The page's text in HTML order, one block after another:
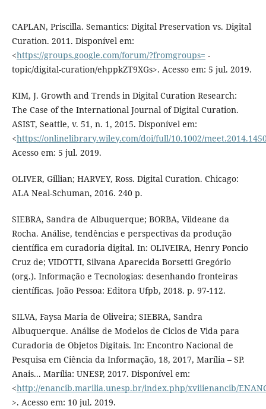
CAPLAN, Priscilla. Semantics: Digital Preservation vs. Digital
Curation. 2011. Disponível em:
<https://groups.google.com/forum/?fromgroups= -
topic/digital-curation/ehppkZT9XGs>. Acesso em: 5 jul. 2019.
KIM, J. Growth and Trends in Digital Curation Research:
The Case of the International Journal of Digital Curation.
ASIST, Seattle, v. 51, n. 1, 2015. Disponível em:
<https://onlinelibrary.wiley.com/doi/full/10.1002/
Acesso em: 5 jul. 2019.
OLIVER, Gillian; HARVEY, Ross. Digital Curation. Chicago:
ALA Neal-Schuman, 2016. 240 p.
SIEBRA, Sandra de Albuquerque; BORBA, Vildeane da
Rocha. Análise, tendências e perspectivas da produção
científica em curadoria digital. In: OLIVEIRA, Henry Poncio
Cruz de; VIDOTTI, Silvana Aparecida Borsetti Gregório
(org.). Informação e Tecnologias: desenhando fronteiras
científicas. João Pessoa: Editora Ufpb, 2018. p. 97-112.
SILVA, Faysa Maria de Oliveira; SIEBRA, Sandra
Albuquerque. Análise de Modelos de Ciclos de Vida para
Curadoria de Objetos Digitais. In: Encontro Nacional de
Pesquisa em Ciência da Informação, 18, 2017, Marília – SP.
Anais... Marília: UNESP, 2017. Disponível em:
<http://enancib.marilia.unesp.br/index.php/xviiienancib/
>. Acesso em: 10 jul. 2019.